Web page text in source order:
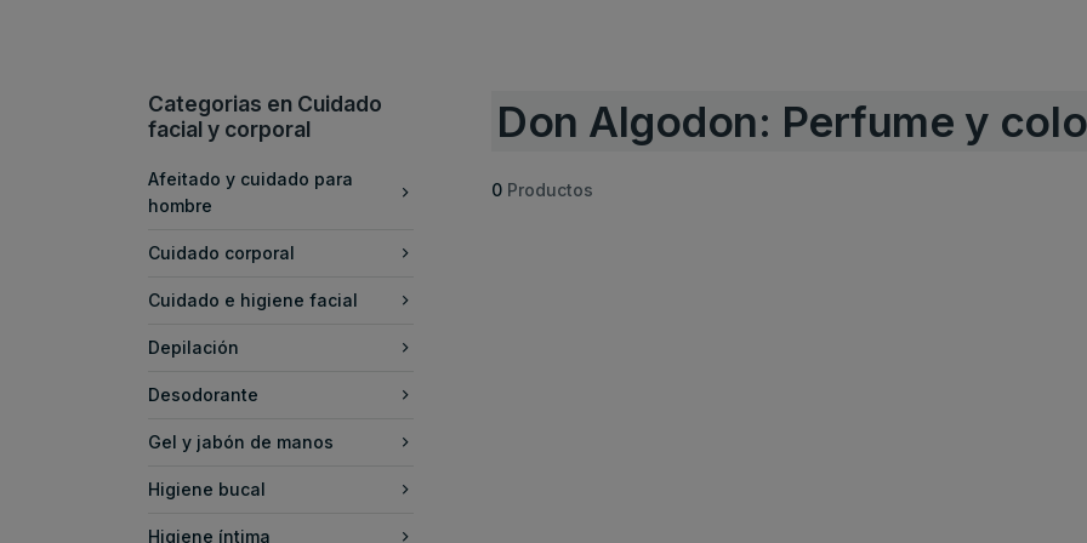
Categorias en Cuidado
facial y corporal
Afeitado y cuidado para
hombre
Cuidado corporal
Cuidado e higiene facial
Depilación
Desodorante
Gel y jabón de manos
Higiene bucal
Higiene íntima
Don Algodon: Perfume y
0 Productos